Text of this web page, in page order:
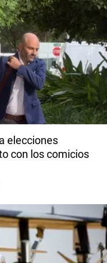
elecciones
con los comicios